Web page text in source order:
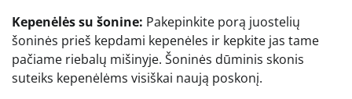
Kepenėlės su šonine: Pakepinkite porą juostelių
šoninės prieš kepdami kepenėles ir kepkite jas tame
pačiame riebalų mišinyje. Šoninės dūminis skonis
suteiks kepenėlėms visiškai naują poskonį.